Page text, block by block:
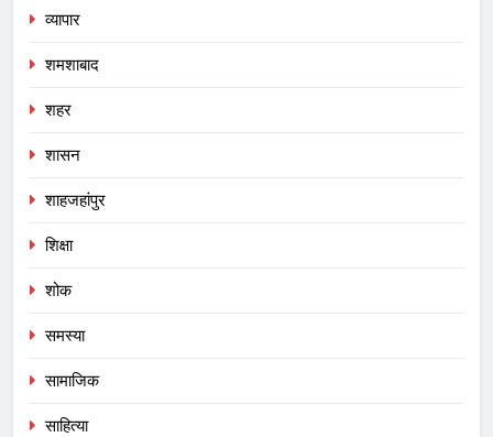
व्यापार
शमशाबाद
शहर
शासन
शाहजहांपुर
शिक्षा
शोक
समस्या
सामाजिक
साहित्या